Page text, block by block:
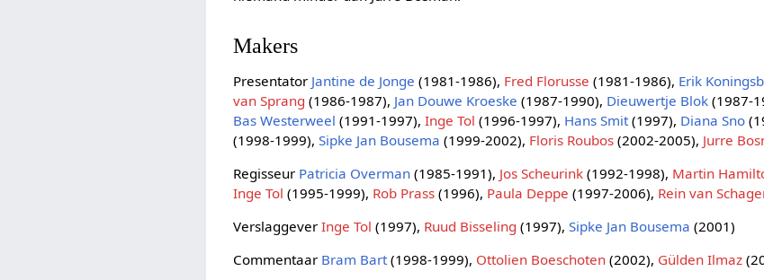
Makers
Presentator Jantine de Jonge (1981-1986), Fred Florusse (1981-1986), Erik
van Sprang (1986-1987), Jan Douwe Kroeske (1987-1990), Dieuwertje Blok (1987-
Bas Westerweel (1991-1997),Inge Tol (1996-1997), Hans Smit (1997), Diana Sno
(1998-1999),Sipke Jan Bousema (1999-2002), Floris Roubos (2002-2005), Jurre
Regisseur Patricia Overman (1985-1991), Jos Scheurink (1992-1998), Martin
Inge Tol (1995-1999), Rob Prass (1996), Paula Deppe (1997-2006), Rein van
VerslaggeverInge Tol (1997), Ruud Bisseling (1997),Sipke Jan Bousema (2001)
Commentaar Bram Bart(1998-1999), Ottolien Boeschoten (2002), Gülden Ilmaz